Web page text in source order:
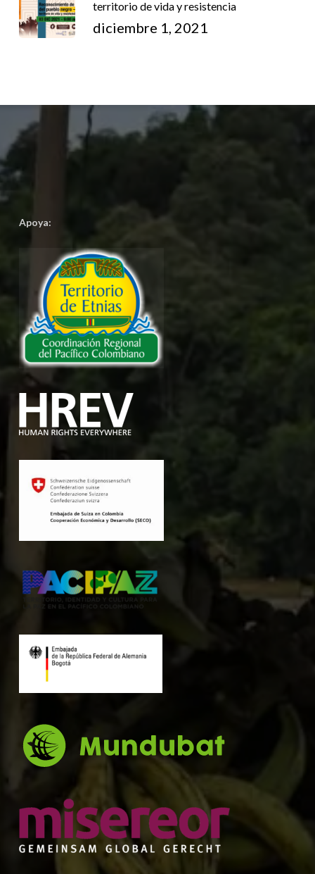
territorio de vida y resistencia
diciembre 1, 2021
Apoya: